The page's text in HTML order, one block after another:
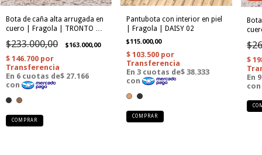
Bota de caña alta arrugada en
cuero | Fragola | TRONTO 33
$233.000,00 $163.000,00
COMPRAR
Pantubota con interior en piel
| Fragola | DAISY 02
$115.000,00
COMPRAR